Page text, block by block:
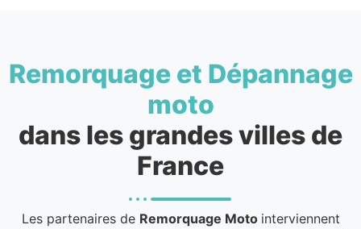
Remorquage et Dépannage
moto
dans les grandes villes de
France
Les partenaires de Remorquage Moto interviennent